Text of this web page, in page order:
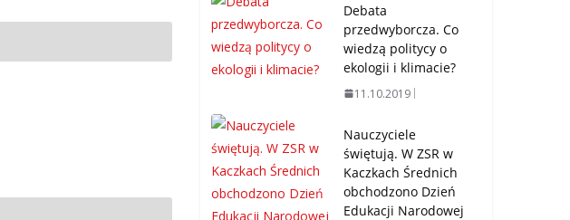
Debata
przedwyborcza. Co
wiedzą politycy o
ekologii i klimacie?
11.10.2019
Nauczyciele
świętują. W ZSR w
Kaczkach Średnich
obchodzono Dzień
Edukacji Narodowej